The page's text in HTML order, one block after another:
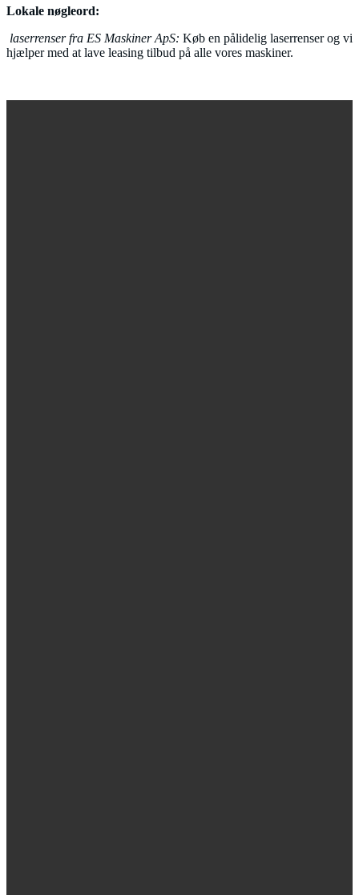
Lokale nøgleord:
laserrenser fra ES Maskiner ApS: Køb en pålidelig laserrenser og vi
hjælper med at lave leasing tilbud på alle vores maskiner.